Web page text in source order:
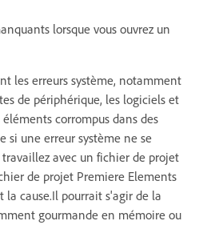
lorsque vous ouvrez un
les erreurs système, notamment
de périphérique, les logiciels et
corrompus dans des
si une erreur système ne se
avec un fichier de projet
de projet Premiere Elements
la cause.Il pourrait s'agir de la
gourmande en mémoire ou